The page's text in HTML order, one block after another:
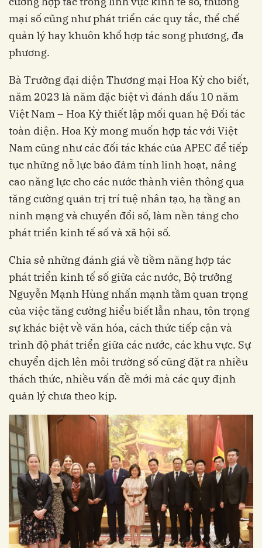
mại số cũng như phát triển các quy tắc, thể chế
quản lý hay khuôn khổ hợp tác song phương, đa
phương.
Bà Trưởng đại diện Thương mại Hoa Kỳ cho biết,
năm 2023 là năm đặc biệt vì đánh dấu 10 năm
Việt Nam – Hoa Kỳ thiết lập mối quan hệ Đối tác
toàn diện. Hoa Kỳ mong muốn hợp tác với Việt
Nam cũng như các đối tác khác của APEC để tiếp
tục những nỗ lực bảo đảm tính linh hoạt, nâng
cao năng lực cho các nước thành viên thông qua
tăng cường quản trị trí tuệ nhân tạo, hạ tầng an
ninh mạng và chuyển đổi số, làm nền tảng cho
phát triển kinh tế số và xã hội số.
Chia sẻ những đánh giá về tiềm năng hợp tác
phát triển kinh tế số giữa các nước, Bộ trưởng
Nguyễn Mạnh Hùng nhấn mạnh tầm quan trọng
của việc tăng cường hiểu biết lẫn nhau, tôn trọng
sự khác biệt về văn hóa, cách thức tiếp cận và
trình độ phát triển giữa các nước, các khu vực. Sự
chuyển dịch lên môi trường số cũng đặt ra nhiều
thách thức, nhiều vấn đề mới mà các quy định
quản lý chưa theo kịp.